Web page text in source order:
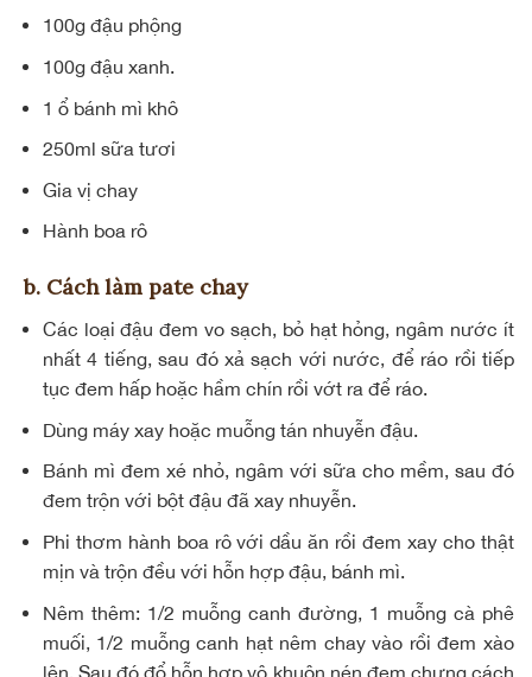
100g đậu phộng
100g đậu xanh.
1 ổ bánh mì khô
250ml sữa tươi
Gia vị chay
Hành boa rô
b. Cách làm pate chay
Các loại đậu đem vo sạch, bỏ hạt hỏng, ngâm nước ít
nhất 4 tiếng, sau đó xả sạch với nước, để ráo rồi tiếp
tục đem hấp hoặc hầm chín rồi vớt ra để ráo.
Dùng máy xay hoặc muỗng tán nhuyễn đậu.
Bánh mì đem xé nhỏ, ngâm với sữa cho mềm, sau đó
đem trộn với bột đậu đã xay nhuyễn.
Phi thơm hành boa rô với dầu ăn rồi đem xay cho thật
mịn và trộn đều với hỗn hợp đậu, bánh mì.
Nêm thêm: 1/2 muỗng canh đường, 1 muỗng cà phê
muối, 1/2 muỗng canh hạt nêm chay vào rồi đem xào
lên. Sau đó đổ hỗn hợp vô khuôn nén đem chưng cách